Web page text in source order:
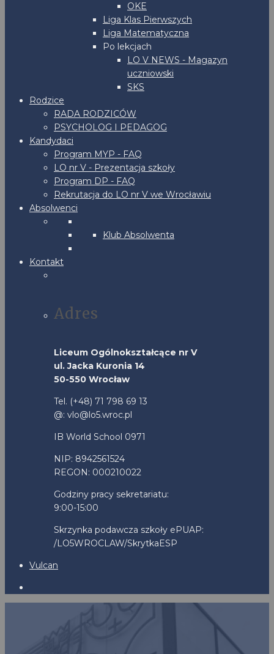
OKE
Liga Klas Pierwszych
Liga Matematyczna
Po lekcjach
LO V NEWS - Magazyn
uczniowski
SKS
Rodzice
RADA RODZICÓW
PSYCHOLOG I PEDAGOG
Kandydaci
Program MYP - FAQ
LO nr V - Prezentacja szkoły
Program DP - FAQ
Rekrutacja do LO nr V we Wrocławiu
Absolwenci
Klub Absolwenta
Kontakt
Adres
Liceum Ogólnokształcące nr V
ul. Jacka Kuronia 14
50-550 Wrocław
Tel. (+48) 71 798 69 13
@: vlo@lo5.wroc.pl
IB World School 0971
NIP: 8942561524
REGON: 000210022
Godziny pracy sekretariatu:
9:00-15:00
Skrzynka podawcza szkoły ePUAP:
/LO5WROCLAW/SkrytkaESP
Vulcan